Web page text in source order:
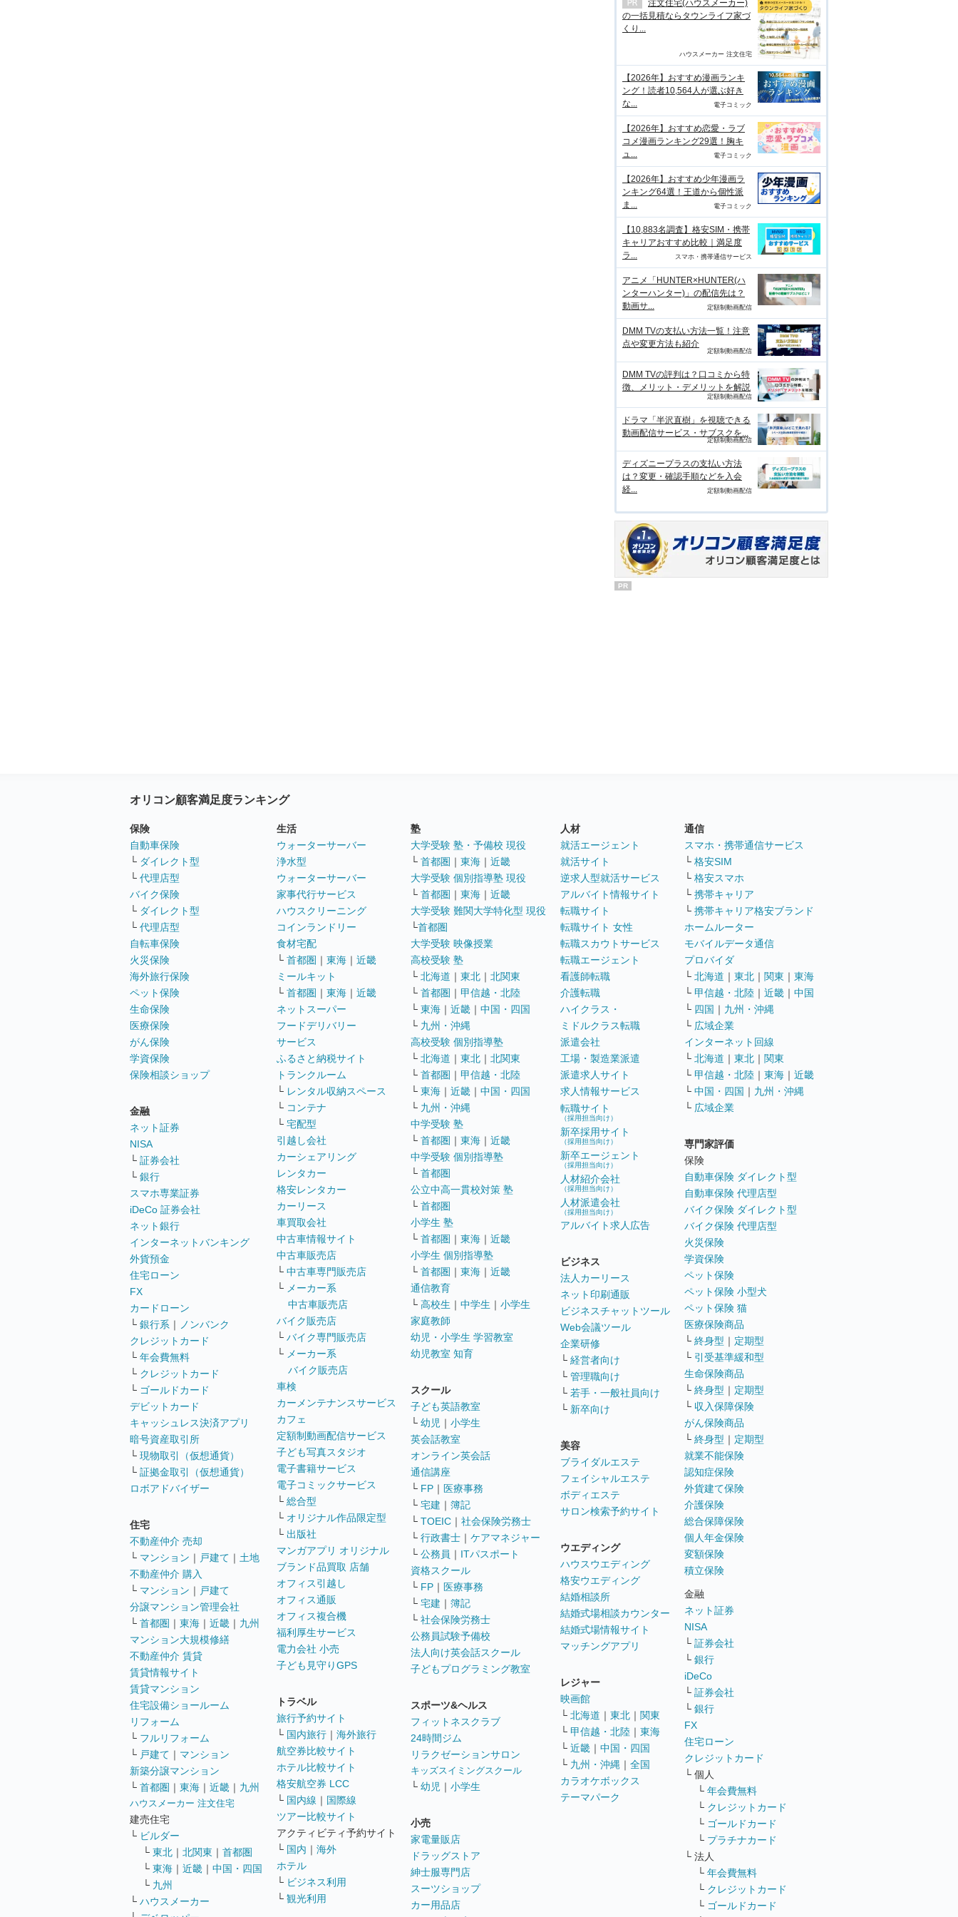
注文住宅(ハウスメーカー)
の一括見積ならタウンライフ家づ
くり...
ハウスメーカー 注文住宅
【2026年】おすすめ漫画ランキ
ング！読者10,564人が選ぶ好き
な...
電子コミック
【2026年】おすすめ恋愛・ラブ
コメ漫画ランキング29選！胸キ
ュ...
電子コミック
【2026年】おすすめ少年漫画ラ
ンキング64選！王道から個性派
ま...
電子コミック
【10,883名調査】格安SIM・携帯
キャリアおすすめ比較｜満足度
ラ...
スマホ・携帯通信サービス
アニメ「HUNTER×HUNTER(ハ
ンターハンター)」の配信先は？
動画サ...
定額制動画配信
DMM TVの支払い方法一覧！注意
点や変更方法も紹介
定額制動画配信
DMM TVの評判は？口コミから特
徴、メリット・デメリットを解説
定額制動画配信
ドラマ「半沢直樹」を視聴できる
動画配信サービス・サブスクを...
定額制動画配信
ディズニープラスの支払い方法
は？変更・確認手順などを入会
経...
定額制動画配信
PR
オリコン顧客満足度ランキング
保険
自動車保険
└ ダイレクト型
└ 代理店型
バイク保険
└ ダイレクト型
└ 代理店型
自転車保険
火災保険
海外旅行保険
ペット保険
生命保険
医療保険
がん保険
学資保険
保険相談ショップ
金融
ネット証券
NISA
└ 証券会社
└ 銀行
スマホ専業証券
iDeCo 証券会社
ネット銀行
インターネットバンキング
外貨預金
住宅ローン
FX
カードローン
└ 銀行系 ｜
ノンバンク
クレジットカード
└ 年会費無料
└ クレジットカード
└ ゴールドカード
デビットカード
キャッシュレス決済アプリ
暗号資産取引所
└ 現物取引（仮想通貨）
└ 証拠金取引（仮想通貨）
ロボアドバイザー
住宅
不動産仲介 売却
└ マンション ｜ 戸建て ｜ 土地
不動産仲介 購入
└ マンション ｜ 戸建て
分譲マンション管理会社
└ 首都圏 ｜ 東海 ｜ 近畿 ｜ 九州
マンション大規模修繕
不動産仲介 賃貸
賃貸情報サイト
賃貸マンション
住宅設備ショールーム
リフォーム
└ フルリフォーム
└ 戸建て ｜ マンション
新築分譲マンション
└ 首都圏 ｜ 東海 ｜ 近畿 ｜ 九州
ハウスメーカー 注文住宅
建売住宅
└ ビルダー
└ 東北 ｜ 北関東 ｜ 首都圏
└ 東海 ｜ 近畿 ｜ 中国・四国
└ 九州
└ ハウスメーカー
生活
ウォーターサーバー
浄水型
ウォーターサーバー
家事代行サービス
ハウスクリーニング
コインランドリー
食材宅配
└ 首都圏 ｜ 東海 ｜ 近畿
ミールキット
└ 首都圏 ｜ 東海 ｜ 近畿
ネットスーパー
フードデリバリー
サービス
ふるさと納税サイト
トランクルーム
└ レンタル収納スペース
└ コンテナ
└ 宅配型
引越し会社
カーシェアリング
レンタカー
格安レンタカー
カーリース
車買取会社
中古車情報サイト
中古車販売店
└ 中古車専門販売店
└ メーカー系
中古車販売店
バイク販売店
└ バイク専門販売店
└ メーカー系
バイク販売店
車検
カーメンテナンスサービス
カフェ
定額制動画配信サービス
子ども写真スタジオ
電子書籍サービス
電子コミックサービス
└ 総合型
└ オリジナル作品限定型
└ 出版社
マンガアプリ オリジナル
ブランド品買取 店舗
オフィス引越し
オフィス通販
オフィス複合機
福利厚生サービス
電力会社 小売
子ども見守りGPS
トラベル
旅行予約サイト
└ 国内旅行 ｜ 海外旅行
航空券比較サイト
ホテル比較サイト
格安航空券 LCC
└ 国内線 ｜ 国際線
ツアー比較サイト
アクティビティ予約サイト
└ 国内 ｜ 海外
ホテル
└ ビジネス利用
└ 観光利用
塾
大学受験 塾・予備校 現役
└ 首都圏 ｜ 東海 ｜ 近畿
大学受験 個別指導塾 現役
└ 首都圏 ｜ 東海 ｜ 近畿
大学受験 難関大学特化型 現役
└首都圏
大学受験 映像授業
高校受験 塾
└ 北海道 ｜ 東北 ｜ 北関東
└ 首都圏 ｜ 甲信越・北陸
└ 東海 ｜ 近畿 ｜ 中国・四国
└ 九州・沖縄
高校受験 個別指導塾
└ 北海道 ｜ 東北 ｜ 北関東
└ 首都圏 ｜ 甲信越・北陸
└ 東海 ｜ 近畿 ｜ 中国・四国
└ 九州・沖縄
中学受験 塾
└ 首都圏 ｜ 東海 ｜ 近畿
中学受験 個別指導塾
└ 首都圏
公立中高一貫校対策 塾
└ 首都圏
小学生 塾
└ 首都圏 ｜ 東海 ｜ 近畿
小学生 個別指導塾
└ 首都圏 ｜ 東海 ｜ 近畿
通信教育
└ 高校生 ｜ 中学生 ｜ 小学生
家庭教師
幼児・小学生 学習教室
幼児教室 知育
スクール
子ども英語教室
└ 幼児 ｜ 小学生
英会話教室
オンライン英会話
通信講座
└ FP ｜ 医療事務
└ 宅建 ｜ 簿記
└ TOEIC ｜ 社会保険労務士
└ 行政書士 ｜ ケアマネジャー
└ 公務員 ｜ ITパスポート
資格スクール
└ FP ｜ 医療事務
└ 宅建 ｜ 簿記
└ 社会保険労務士
公務員試験予備校
法人向け英会話スクール
子どもプログラミング教室
スポーツ&ヘルス
フィットネスクラブ
24時間ジム
リラクゼーションサロン
キッズスイミングスクール
└ 幼児 ｜ 小学生
小売
家電量販店
ドラッグストア
紳士服専門店
スーツショップ
カー用品店
人材
就活エージェント
就活サイト
逆求人型就活サービス
アルバイト情報サイト
転職サイト
転職サイト 女性
転職スカウトサービス
転職エージェント
看護師転職
介護転職
ハイクラス・
ミドルクラス転職
派遣会社
工場・製造業派遣
派遣求人サイト
求人情報サービス
転職サイト
（採用担当向け）
新卒採用サイト
（採用担当向け）
新卒エージェント
（採用担当向け）
人材紹介会社
（採用担当向け）
人材派遣会社
（採用担当向け）
アルバイト求人広告
ビジネス
法人カーリース
ネット印刷通販
ビジネスチャットツール
Web会議ツール
企業研修
└ 経営者向け
└ 管理職向け
└ 若手・一般社員向け
└ 新卒向け
美容
ブライダルエステ
フェイシャルエステ
ボディエステ
サロン検索予約サイト
ウエディング
ハウスウエディング
格安ウエディング
結婚相談所
結婚式場相談カウンター
結婚式場情報サイト
マッチングアプリ
レジャー
映画館
└ 北海道 ｜ 東北 ｜ 関東
└ 甲信越・北陸 ｜ 東海
└ 近畿 ｜ 中国・四国
└ 九州・沖縄 ｜ 全国
カラオケボックス
テーマパーク
通信
スマホ・携帯通信サービス
└ 格安SIM
└ 格安スマホ
└ 携帯キャリア
└ 携帯キャリア格安ブランド
ホームルーター
モバイルデータ通信
プロバイダ
└ 北海道 ｜ 東北 ｜ 関東 ｜ 東海
└ 甲信越・北陸 ｜ 近畿 ｜ 中国
└ 四国 ｜ 九州・沖縄
└ 広域企業
インターネット回線
└ 北海道 ｜ 東北 ｜ 関東
└ 甲信越・北陸 ｜ 東海 ｜ 近畿
└ 中国・四国 ｜ 九州・沖縄
└ 広域企業
専門家評価
保険
自動車保険 ダイレクト型
自動車保険 代理店型
バイク保険 ダイレクト型
バイク保険 代理店型
火災保険
学資保険
ペット保険
ペット保険 小型犬
ペット保険 猫
医療保険商品
└ 終身型 ｜ 定期型
└ 引受基準緩和型
生命保険商品
└ 終身型 ｜ 定期型
└ 収入保障保険
がん保険商品
└ 終身型 ｜ 定期型
就業不能保険
認知症保険
外貨建て保険
介護保険
総合保障保険
個人年金保険
変額保険
積立保険
金融
ネット証券
NISA
└ 証券会社
└ 銀行
iDeCo
└ 証券会社
└ 銀行
FX
住宅ローン
クレジットカード
└ 個人
└ 年会費無料
└ クレジットカード
└ ゴールドカード
└ プラチナカード
└ 法人
└ 年会費無料
└ クレジットカード
└ ゴールドカード